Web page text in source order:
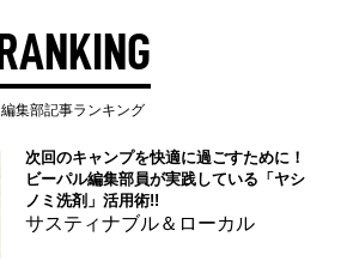
RANKING
編集部記事ランキング
次回のキャンプを快適に過ごすために！
ビーパル編集部員が実践している「ヤシ
ノミ洗剤」活用術!!
サスティナブル＆ローカル